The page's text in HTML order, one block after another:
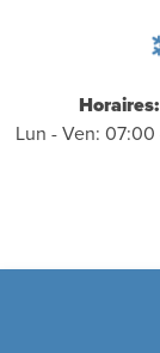
Horaires:
Lun - Ven: